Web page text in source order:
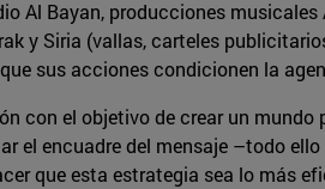
Al Bayan, producciones
y Siria (vallas, carteles
sus acciones condicionen la
con el objetivo de crear un
el encuadre del mensaje –todo
que esta estrategia sea lo más